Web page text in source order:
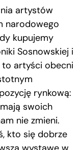
artystów
narodowego
kupujemy
Sosnowskiej i
to artyści obecni
rynkową:
swoich
nie zmieni.
kto się dobrze